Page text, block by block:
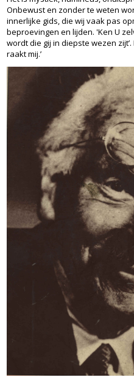
Onbewust en zonder te weten
innerlijke gids, die wij vaak pas
beproevingen en lijden. 'Ken U
wordt die gij in diepste wezen
raakt mij.’